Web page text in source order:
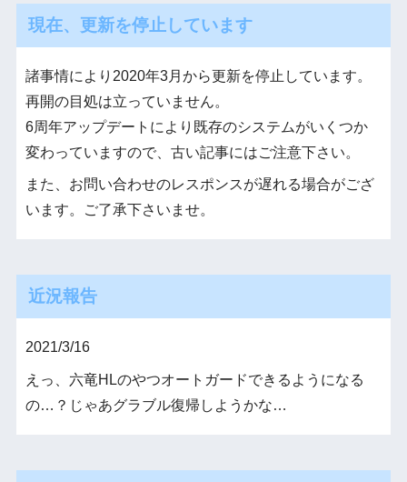
現在、更新を停止しています
諸事情により2020年3月から更新を停止しています。
再開の目処は立っていません。
6周年アップデートにより既存のシステムがいくつか
変わっていますので、古い記事にはご注意下さい。
また、お問い合わせのレスポンスが遅れる場合がござ
います。ご了承下さいませ。
近況報告
2021/3/16
えっ、六竜HLのやつオートガードできるようになる
の…？じゃあグラブル復帰しようかな…